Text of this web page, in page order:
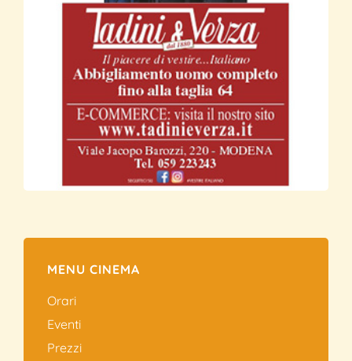
MENU CINEMA
Orari
Eventi
Prezzi